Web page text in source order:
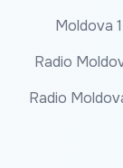
Moldova 1
Radio
Radio